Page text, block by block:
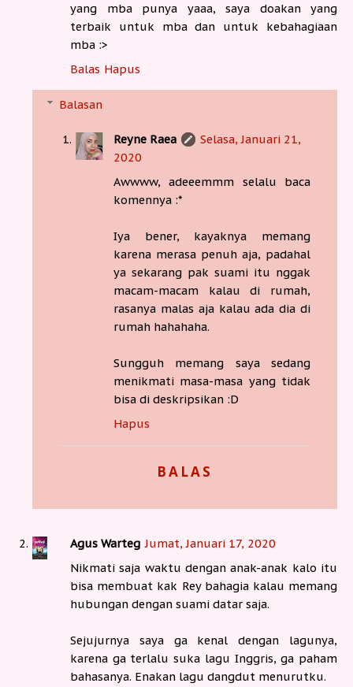
yang mba punya yaaa, saya doakan yang
terbaik untuk mba dan untuk kebahagiaan
mba :>
Balas Hapus
Balasan
Reyne Raea
Selasa, Januari 21,
2020
Awwww, adeeemmm selalu baca
komennya :*
Iya bener, kayaknya memang
karena merasa penuh aja, padahal
ya sekarang pak suami itu nggak
macam-macam kalau di rumah,
rasanya malas aja kalau ada dia di
rumah hahahaha.
Sungguh memang saya sedang
menikmati masa-masa yang tidak
bisa di deskripsikan :D
Hapus
BALAS
Agus Warteg Jumat, Januari 17, 2020
Nikmati saja waktu dengan anak-anak kalo itu
bisa membuat kak Rey bahagia kalau memang
hubungan dengan suami datar saja.
Sejujurnya saya ga kenal dengan lagunya,
karena ga terlalu suka lagu Inggris, ga paham
bahasanya. Enakan lagu dangdut menurutku.